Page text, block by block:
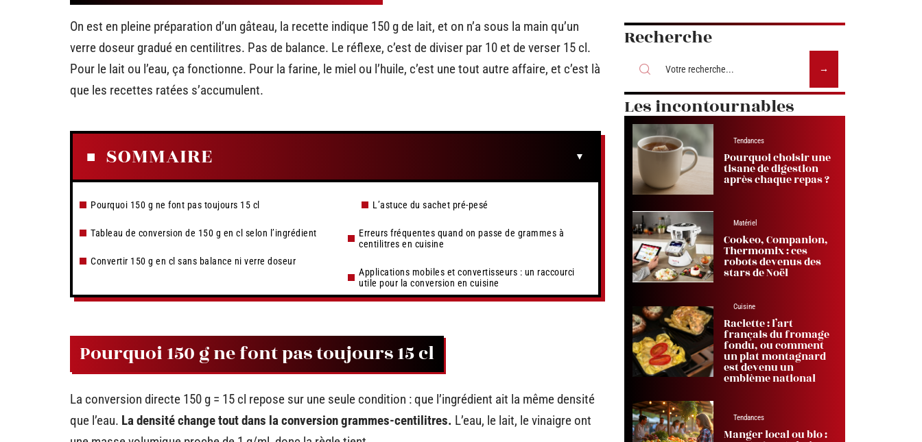
On est en pleine préparation d’un gâteau, la recette indique 150 g de lait, et on n’a sous la main qu’un
verre doseur gradué en centilitres. Pas de balance. Le réflexe, c’est de diviser par 10 et de verser 15 cl.
Pour le lait ou l’eau, ça fonctionne. Pour la farine, le miel ou l’huile, c’est une tout autre affaire, et c’est là
que les recettes ratées s’accumulent.
SOMMAIRE
Pourquoi 150 g ne font pas toujours 15 cl
Tableau de conversion de 150 g en cl selon l’ingrédient
Convertir 150 g en cl sans balance ni verre doseur
L’astuce du sachet pré-pesé
Erreurs fréquentes quand on passe de grammes à
centilitres en cuisine
Applications mobiles et convertisseurs : un raccourci
utile pour la conversion en cuisine
Pourquoi 150 g ne font pas toujours 15 cl
La conversion directe 150 g = 15 cl repose sur une seule condition : que l’ingrédient ait la même densité
que l’eau. La densité change tout dans la conversion grammes-centilitres. L’eau, le lait, le vinaigre ont
Recherche
Les incontournables
Tendances
Pourquoi choisir une
tisane de digestion
après chaque repas ?
Matériel
Cookeo, Companion,
Thermomix : ces
robots devenus des
stars de Noël
Cuisine
Raclette : l’art
français du fromage
fondu, ou comment
un plat montagnard
est devenu un
emblème national
Tendances
Manger local ou bio :